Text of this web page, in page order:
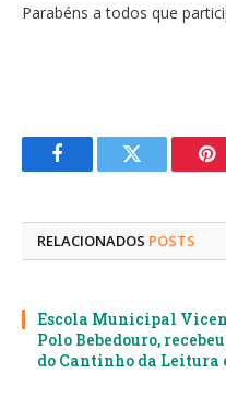
Parabéns a todos que
FacebookTwitter
RELACIONADOS POSTS
Escola Municipal
Polo Bebedouro,
do Cantinho da